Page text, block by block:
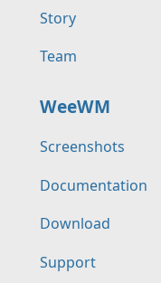
Story
Team
WeeWM
Screenshots
Documentation
Download
Support